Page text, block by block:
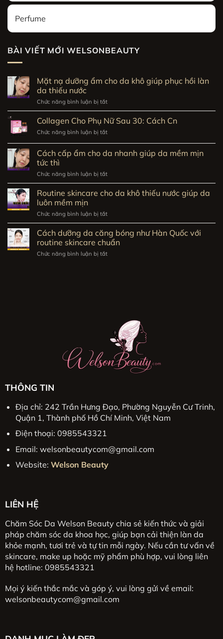
Perfume
BÀI VIẾT MỚI WELSONBEAUTY
Mặt nạ dưỡng ẩm cho da khô giúp phục hồi làn
da thiếu nước
Chức năng bình luận bị tắt
Mặt
nạ
dưỡng
khô
làn
da
Collagen Cho Phụ Nữ Sau 30: Cách Cn
Chức năng bình luận bị tắt
Phụ
Cách
Cn
Cách cấp ẩm cho da nhanh giúp da mềm mịn
tức thì
Chức năng bình luận bị tắt
Cách
ẩm
da
mềm
Routine skincare cho da khô thiếu nước giúp da
luôn mềm mịn
Chức năng bình luận bị tắt
Routine
skincare
cho
da
Cách dưỡng da căng bóng như Hàn Quốc với
routine skincare chuẩn
Chức năng bình luận bị tắt
routine
skincare
chuẩn
THÔNG TIN
Địa chỉ: 242 Trần Hưng Đạo, Phường Nguyễn Cư Trinh,
Quận 1, Thành phố Hồ Chí Minh, Việt Nam
Điện thoại: 0985543321
Email: welsonbeautycom@gmail.com
Website: Welson Beauty
LIÊN HỆ
Chăm Sóc Da Welson Beauty chia sẻ kiến thức và giải
pháp chăm sóc da khoa học, giúp bạn cải thiện làn da
khỏe mạnh, tươi trẻ và tự tin mỗi ngày. Nếu cần tư vấn về
skincare, make up hoặc mỹ phẩm phù hợp, vui lòng liên
hệ hotline: 0985543321
Mọi ý kiến thắc mắc và góp ý, vui lòng gửi về email:
welsonbeautycom@gmail.com